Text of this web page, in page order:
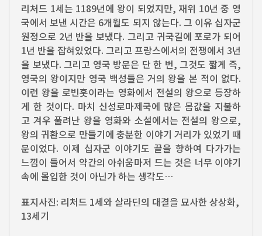
리처드 1세는 1189년에 왕이 되었지만, 재위 10년 중 영
국에서 보낸 시간은 6개월도 되지 않는다. 그 이유 십자군
원정으로 2년 반을 보냈다. 그리고 귀국길에 포로가 되어
1년 반을 잡혀있었다. 그리고 프랑스에서의 전쟁에서 3년
을 보냈다. 그리고 영국 방문은 단 한 번, 그것도 짧게 즉,
영국의 왕이지만 영국 백성들은 거의 왕을 본 적이 없다.
이런 왕을 로빈훗이라는 영화에서 전설의 왕으로 등장하
게 한 것이다. 마치 신성로마제국에 많은 몸값을 지불하
고 겨우 풀려난 왕을 영화와 소설에서는 전설의 왕으로,
왕의 귀환으로 만들기에 충분한 이야기 거리가 있었기 때
문이었다. 이제 십자군 이야기도 끝을 향하여 다가가는
느낌이 들어서 약간의 아쉬움마저 드는 것은 너무 이야기
속에 몰입한 것이 아닌가 하는 생각도…
표지사진: 리처드 1세와 살라딘의 대결을 묘사한 상상화,
13세기